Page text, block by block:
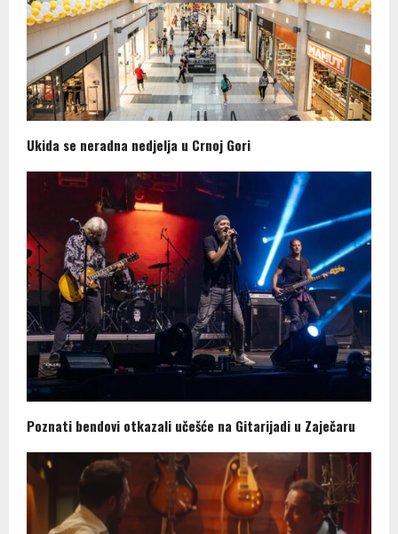
Ukida se neradna nedjelja u Crnoj Gori
Poznati bendovi otkazali učešće na Gitarijadi u Zaječaru